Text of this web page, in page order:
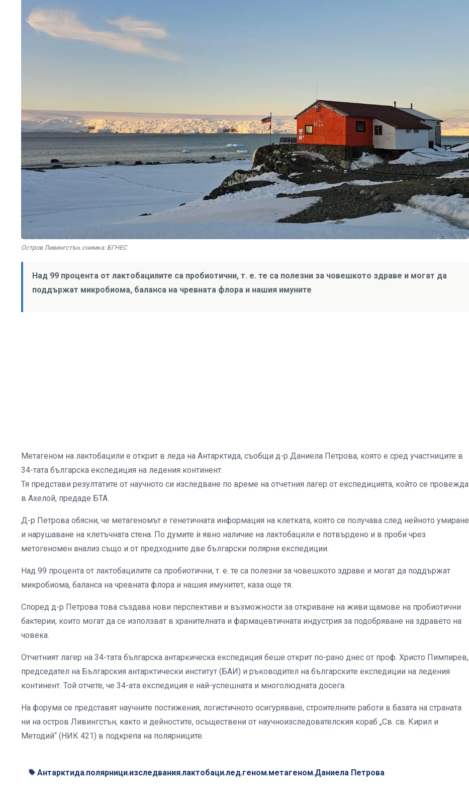
Остров Ливингстън, снимка: БГНЕС
Над 99 процента от лактобацилите са пробиотични, т. е. те са полезни за човешкото здраве и могат да
поддържат микробиома, баланса на чревната флора и нашия имуните
Метагеном на лактобацили е открит в леда на Антарктида, съобщи д-р Даниела Петрова, която е сред участниците в
34-тата българска експедиция на ледения континент.
Тя представи резултатите от научното си изследване по време на отчетния лагер от експедицията, който се провежда
в Ахелой, предаде БТА.
Д-р Петрова обясни, че метагеномът е генетичната информация на клетката, която се получава след нейното умиране
и нарушаване на клетъчната стена. По думите ѝ явно наличие на лактобацили е потвърдено и в проби чрез
метогеномен анализ също и от предходните две български полярни експедиции.
Над 99 процента от лактобацилите са пробиотични, т. е. те са полезни за човешкото здраве и могат да поддържат
микробиома, баланса на чревната флора и нашия имунитет, каза още тя.
Според д-р Петрова това създава нови перспективи и възможности за откриване на живи щамове на пробиотични
бактерии, които могат да се използват в хранителната и фармацевтичната индустрия за подобряване на здравето на
човека.
Отчетният лагер на 34-тата българска антаркическа експедиция беше открит по-рано днес от проф. Христо Пимпирев,
председател на Българския антарктически институт (БАИ) и ръководител на българските експедиции на ледения
континент. Той отчете, че 34-ата експедиция е най-успешната и многолюдната досега.
На форума се представят научните постижения, логистичното осигуряване, строителните работи в базата на страната
ни на остров Ливингстън, както и дейностите, осъществени от научноизследователския кораб „Св. св. Кирил и
Методий“ (НИК 421) в подкрепа на полярниците.
Антарктида,полярници,изследвания,лактобаци,лед,геном,метагеном,Даниела Петрова